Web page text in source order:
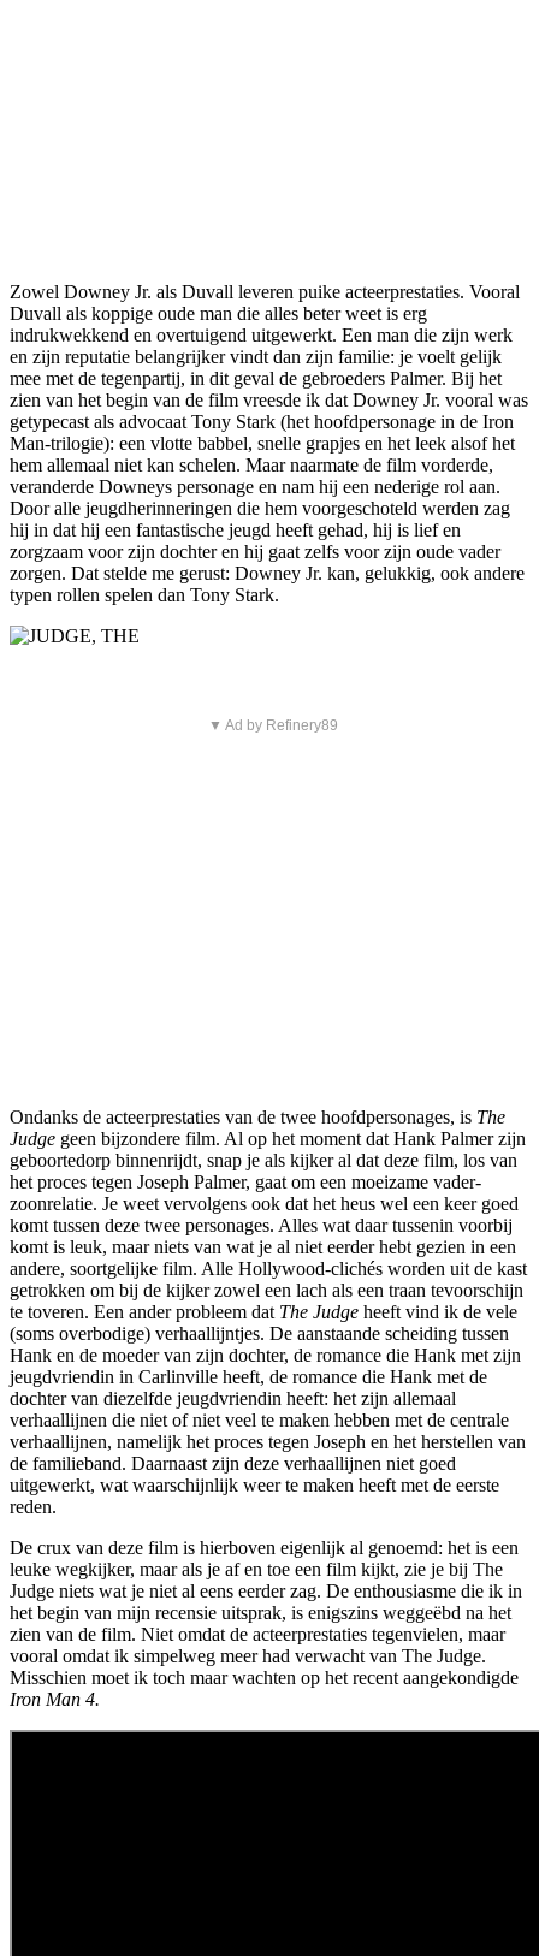
Zowel Downey Jr. als Duvall leveren puike acteerprestaties. Vooral
Duvall als koppige oude man die alles beter weet is erg
indrukwekkend en overtuigend uitgewerkt. Een man die zijn werk
en zijn reputatie belangrijker vindt dan zijn familie: je voelt gelijk
mee met de tegenpartij, in dit geval de gebroeders Palmer. Bij het
zien van het begin van de film vreesde ik dat Downey Jr. vooral was
getypecast als advocaat Tony Stark (het hoofdpersonage in de Iron
Man-trilogie): een vlotte babbel, snelle grapjes en het leek alsof het
hem allemaal niet kan schelen. Maar naarmate de film vorderde,
veranderde Downeys personage en nam hij een nederige rol aan.
Door alle jeugdherinneringen die hem voorgeschoteld werden zag
hij in dat hij een fantastische jeugd heeft gehad, hij is lief en
zorgzaam voor zijn dochter en hij gaat zelfs voor zijn oude vader
zorgen. Dat stelde me gerust: Downey Jr. kan, gelukkig, ook andere
typen rollen spelen dan Tony Stark.
▼ Ad by Refinery89
Ondanks de acteerprestaties van de twee hoofdpersonages, is The
Judge geen bijzondere film. Al op het moment dat Hank Palmer zijn
geboortedorp binnenrijdt, snap je als kijker al dat deze film, los van
het proces tegen Joseph Palmer, gaat om een moeizame vader-
zoonrelatie. Je weet vervolgens ook dat het heus wel een keer goed
komt tussen deze twee personages. Alles wat daar tussenin voorbij
komt is leuk, maar niets van wat je al niet eerder hebt gezien in een
andere, soortgelijke film. Alle Hollywood-clichés worden uit de kast
getrokken om bij de kijker zowel een lach als een traan tevoorschijn
te toveren. Een ander probleem dat The Judge heeft vind ik de vele
(soms overbodige) verhaallijntjes. De aanstaande scheiding tussen
Hank en de moeder van zijn dochter, de romance die Hank met zijn
jeugdvriendin in Carlinville heeft, de romance die Hank met de
dochter van diezelfde jeugdvriendin heeft: het zijn allemaal
verhaallijnen die niet of niet veel te maken hebben met de centrale
verhaallijnen, namelijk het proces tegen Joseph en het herstellen van
de familieband. Daarnaast zijn deze verhaallijnen niet goed
uitgewerkt, wat waarschijnlijk weer te maken heeft met de eerste
reden.
De crux van deze film is hierboven eigenlijk al genoemd: het is een
leuke wegkijker, maar als je af en toe een film kijkt, zie je bij The
Judge niets wat je niet al eens eerder zag. De enthousiasme die ik in
het begin van mijn recensie uitsprak, is enigszins weggeëbd na het
zien van de film. Niet omdat de acteerprestaties tegenvielen, maar
vooral omdat ik simpelweg meer had verwacht van The Judge.
Misschien moet ik toch maar wachten op het recent aangekondigde
Iron Man 4.